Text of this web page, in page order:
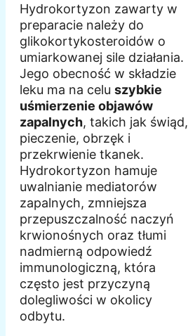
Hydrokortyzon zawarty w
preparacie należy do
glikokortykosteroidów o
umiarkowanej sile działania.
Jego obecność w składzie
leku ma na celu szybkie
uśmierzenie objawów
zapalnych, takich jak świąd,
pieczenie, obrzęk i
przekrwienie tkanek.
Hydrokortyzon hamuje
uwalnianie mediatorów
zapalnych, zmniejsza
przepuszczalność naczyń
krwionośnych oraz tłumi
nadmierną odpowiedź
immunologiczną, która
często jest przyczyną
dolegliwości w okolicy
odbytu.